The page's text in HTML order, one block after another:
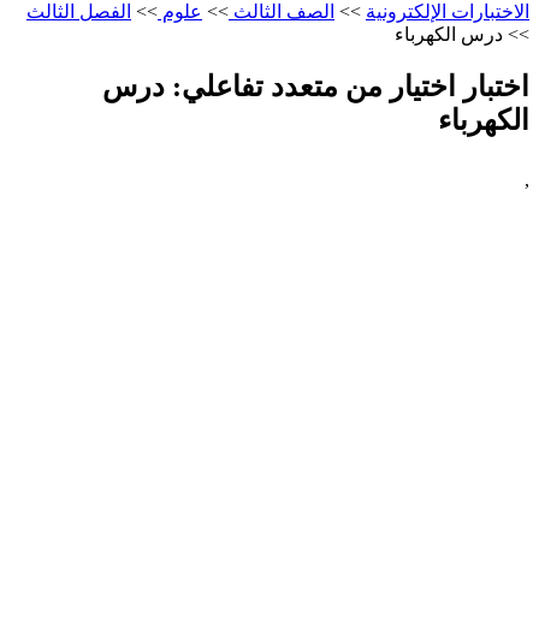
الاختبارات الإلكترونية >> الصف الثالث >> علوم >> الفصل الثالث
>> درس الكهرباء
اختبار اختيار من متعدد تفاعلي: درس
الكهرباء